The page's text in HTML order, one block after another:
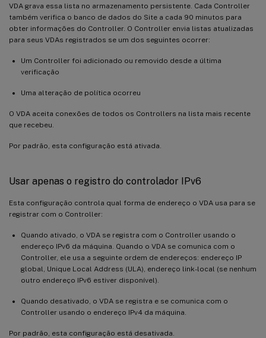
VDA grava essa lista no armazenamento persistente. Cada Controller
também verifica o banco de dados do Site a cada 90 minutos para
obter informações do Controller. O Controller envia listas atualizadas
para seus VDAs registrados se um dos seguintes ocorrer:
Um Controller foi adicionado ou removido desde a última
verificação
Uma alteração de política ocorreu
O VDA aceita conexões de todos os Controllers na lista mais recente
que recebeu.
Por padrão, esta configuração está ativada.
Usar apenas o registro do controlador IPv6
Esta configuração controla qual forma de endereço o VDA usa para se
registrar com o Controller:
Quando ativado, o VDA se registra com o Controller usando o
endereço IPv6 da máquina. Quando o VDA se comunica com o
Controller, ele usa a seguinte ordem de endereços: endereço IP
global, Unique Local Address (ULA), endereço link-local (se nenhum
outro endereço IPv6 estiver disponível).
Quando desativado, o VDA se registra e se comunica com o
Controller usando o endereço IPv4 da máquina.
Por padrão, esta configuração está desativada.